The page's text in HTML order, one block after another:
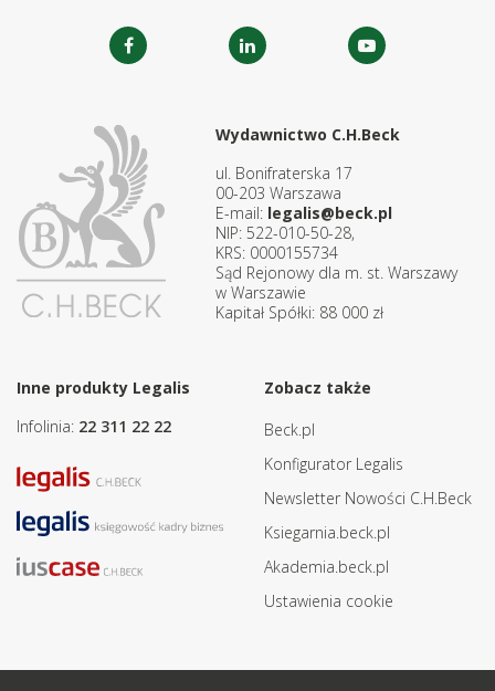
Wydawnictwo C.H.Beck
ul. Bonifraterska 17
00-203 Warszawa
E-mail: legalis@beck.pl
NIP: 522-010-50-28,
KRS: 0000155734
Sąd Rejonowy dla m. st. Warszawy
w Warszawie
Kapitał Spółki: 88 000 zł
Inne produkty Legalis
Infolinia: 22 311 22 22
Zobacz także
Beck.pl
Konfigurator Legalis
Newsletter Nowości C.H.Beck
Ksiegarnia.beck.pl
Akademia.beck.pl
Ustawienia cookie